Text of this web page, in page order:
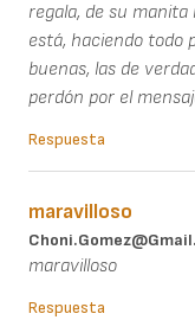
regala, de su
está, haciendo todo
buenas, las de
perdón por el
Respuesta
maravilloso
maravilloso
Respuesta